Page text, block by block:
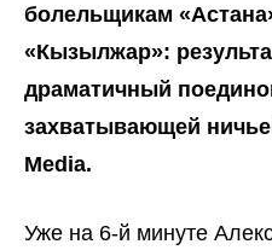
болельщикам
«Кызылжар»:
драматичный
захватывающей
Media.
Уже на 6-й минуте